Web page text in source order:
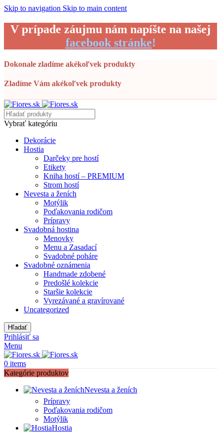
Skip to navigation Skip to main content
V prípade záujmu nám napíšte na našej
facebook stránke!
Dokonale zladíme akékoľvek produkty
Zladíme Vám akékoľvek produkty
Vybrať kategóriu
Dekorácie
Hostia
Darčeky pre hostí
Etikety
Kniha hostí – PREMIUM
Strom hostí
Nevesta a ženích
Motýlik
Poďakovania rodičom
Prípravy
Svadobná hostina
Menovky
Menu a Zasadací
Svadobné poháre
Svadobné oznámenia
Handmade zdobené
Predošlé kolekcie
Staršie kolekcie
Vyrezávané a gravírované
Uncategorized
Hľadať
Prihlásiť sa
Menu
0 items
Kategórie produktov
Nevesta a ženích
Prípravy
Poďakovania rodičom
Motýlik
Hostia